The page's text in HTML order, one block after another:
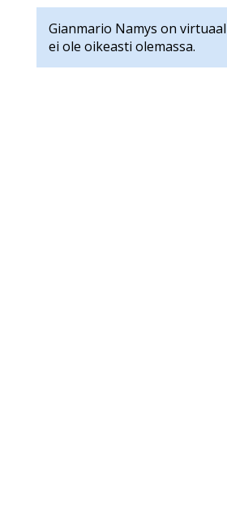
Gianmario Namys on
ei ole oikeasti olemassa.